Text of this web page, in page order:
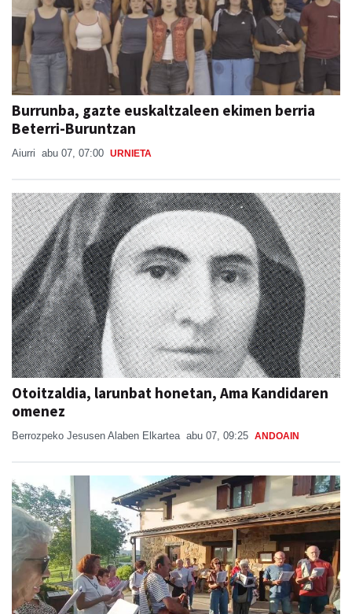
Burrunba, gazte euskaltzaleen ekimen berria
Beterri-Buruntzan
Aiurri abu 07, 07:00 URNIETA
Otoitzaldia, larunbat honetan, Ama Kandidaren
omenez
Berrozpeko Jesusen Alaben Elkartea abu 07, 09:25 ANDOAIN